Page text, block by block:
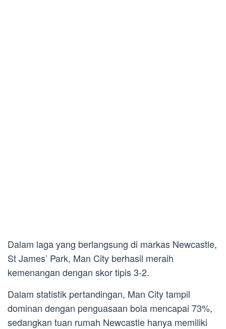
Dalam laga yang berlangsung di markas Newcastle,
St James’ Park, Man City berhasil meraih
kemenangan dengan skor tipis 3-2.
Dalam statistik pertandingan, Man City tampil
dominan dengan penguasaan bola mencapai 73%,
sedangkan tuan rumah Newcastle hanya memiliki